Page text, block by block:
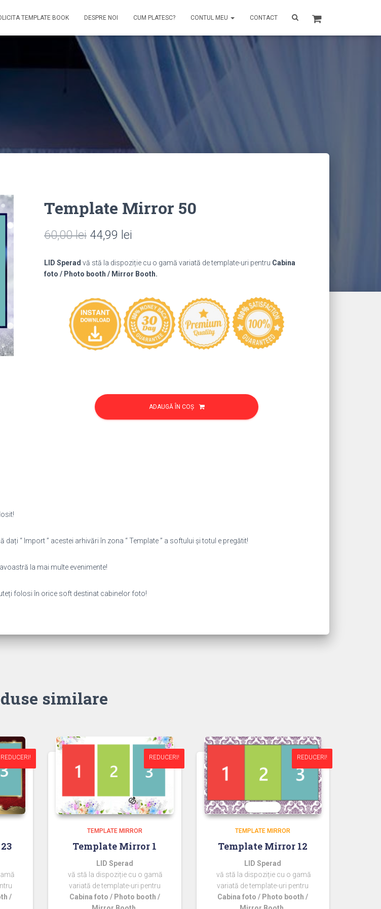
TEMPLATE BOOK DESPRE NOI CUM PLATESC? CONTUL MEU CONTACT
Template Mirror 50
60,00lei Prețul
a
60,00 lei.
44,99 lei
este:
LID Sperad vă stă la dispoziție cu o gamă variată de template-uri pentru Cabina
foto / Photo booth / Mirror Booth.
ADAUGĂ ÎN COȘ
“ Import ” acestei arhivări în zona “ Template ” a softului și totul e pregătit!
la mai multe evenimente!
folosi în orice soft destinat cabinelor foto!
similare
REDUCERI!
REDUCERI!
/
REDUCERI!
REDUCERI!
TEMPLATE MIRROR
Template Mirror 1
LID Sperad
vă stă la dispoziție cu o gamă
variată de template-uri pentru
Cabina foto / Photo booth /
REDUCERI!
REDUCERI!
TEMPLATE MIRROR
Template Mirror 12
LID Sperad
vă stă la dispoziție cu o gamă
variată de template-uri pentru
Cabina foto / Photo booth /